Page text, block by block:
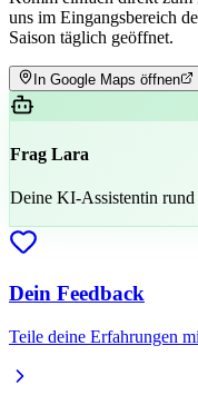
uns im Eingangsbereich
Saison täglich geöffnet.
In Google Maps öffnen
Frag Lara
Deine KI-Assistentin rund
Dein Feedback
Teile deine Erfahrungen